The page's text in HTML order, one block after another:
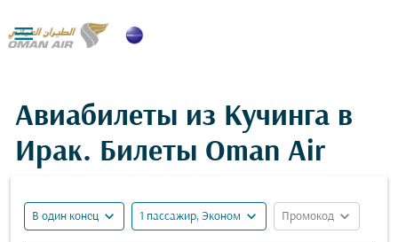

Авиабилеты из Кучинга в
Ирак. Билеты Oman Air
В один конец expand_more 1 пассажир, Эконом expand_more Промокод expand_more